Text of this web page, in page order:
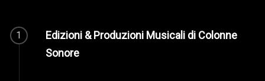
1
Edizioni & Produzioni Musicali di Colonne
Sonore